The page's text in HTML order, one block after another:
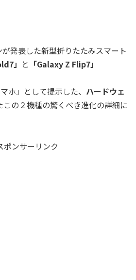
発表した新型折りたたみスマート
」 と 「Galaxy Z Flip7」
ホ」として提示した、 ハードウェ
この２機種の驚くべき進化の詳細に
ポンサーリンク